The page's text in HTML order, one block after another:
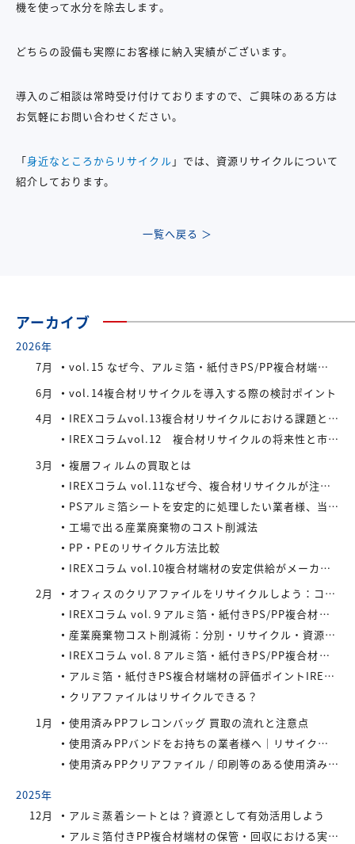
機を使って水分を除去します。
どちらの設備も実際にお客様に納入実績がございます。
導入のご相談は常時受け付けておりますので、ご興味のある方は
お気軽にお問い合わせください。
「身近なところからリサイクル 」では、資源リサイクルについて
紹介しております。
一覧へ戻る ＞
アーカイブ
2026年
7月
vol.15 なぜ今、アルミ箔・紙付きPS/PP複合材端材が注目されているのか
6月
vol.14複合材リサイクルを導入する際の検討ポイント
4月
IREXコラムvol.13複合材リサイクルにおける課題と今後の展望
IREXコラムvol.12 複合材リサイクルの将来性と市場拡大の可能性
3月
複層フィルムの買取とは
IREXコラム vol.11なぜ今、複合材リサイクルが注目されているのか
PSアルミ箔シートを安定的に処理したい業者様、当社が買い取ります！
工場で出る産業廃棄物のコスト削減法
PP・PEのリサイクル方法比較
IREXコラム vol.10複合材端材の安定供給がメーカーにもたらすメリット
2月
オフィスのクリアファイルをリサイクルしよう：コストと環境負荷を同時に減らす方法
IREXコラム vol.９アルミ箔・紙付きPS/PP複合材端材の回収スキームと全国対応体制
産業廃棄物コスト削減術：分別・リサイクル・資源化の徹底活用
IREXコラム vol.８アルミ箔・紙付きPS/PP複合材端材をより高く評価するために現場でできること
アルミ箔・紙付きPS複合材端材の評価ポイントIREXコラム vol.7
クリアファイルはリサイクルできる？
1月
使用済みPPフレコンバッグ 買取の流れと注意点
使用済みPPバンドをお持ちの業者様へ｜リサイクル・買取対応中
使用済みPPクリアファイル / 印刷等のある使用済みPPクリアファイルの再資源化とリサイクル方法
2025年
12月
アルミ蒸着シートとは？資源として有効活用しよう
アルミ箔付きPP複合材端材の保管・回収における実務上のポイントIREXコラム vol.6